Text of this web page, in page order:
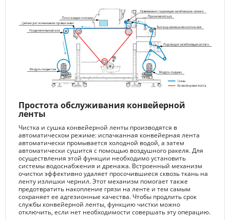
Простота обслуживания конвейерной
ленты
Чистка и сушка конвейерной ленты производятся в
автоматическом режиме: испачканная конвейерная лента
автоматически промывается холодной водой, а затем
автоматически сушится с помощью воздушного ракеля. Для
осуществления этой функции необходимо установить
системы водоснабжения и дренажа. Встроенный механизм
очистки эффективно удаляет просочившиеся сквозь ткань на
ленту излишки чернил. Этот механизм помогает также
предотвратить накопление грязи на ленте и тем самым
сохраняет ее адгезионные качества. Чтобы продлить срок
службы конвейерной ленты, функцию чистки можно
отключить, если нет необходимости совершать эту операцию.